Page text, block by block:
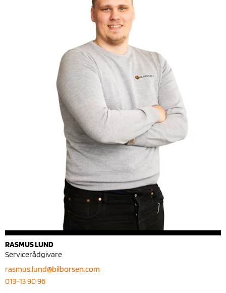
RASMUS LUND
Servicerådgivare
rasmus.lund@bilborsen.com
013-13 90 96